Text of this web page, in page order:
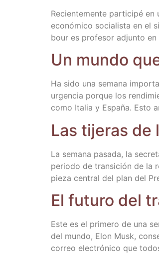
Recien­te­men­te par­ti­ci­pé
eco­nó­mi­co socia­lis­ta en el
bour es pro­fe­sor adjun­to
Un mun­do
Ha sido una sema­na
urgen­cia por­que los
como Ita­lia y Espa­ña. Esto
Las tije­ras de
La sema­na pasa­da, la
perio­do de tran­si­ción de la
pie­za cen­tral del plan del
El futu­ro del
Este es el pri­me­ro de una
del mun­do, Elon Musk,
correo elec­tró­ni­co que